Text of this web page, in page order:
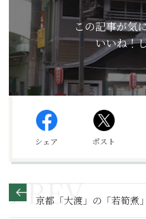
この記事が気
いいね！
シェア ポスト
京都「大渡」の「若筍煮」